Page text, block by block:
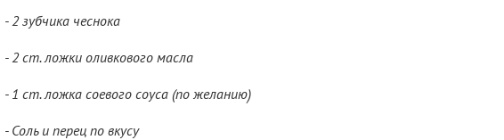
- 2 зубчика чеснока
- 2 ст. ложки оливкового масла
- 1 ст. ложка соевого соуса (по желанию)
- Соль и перец по вкусу